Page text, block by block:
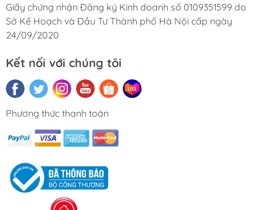
Giấy chứng nhận Đăng ký Kinh doanh số 0109351599 do
Sở Kế Hoạch và Đầu Tư Thành phố Hà Nội cấp ngày
24/09/2020
Kết nối với chúng tôi
Phương thức thanh toán